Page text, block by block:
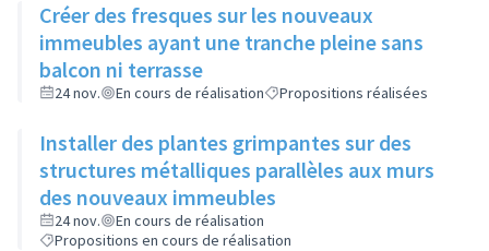
Créer des fresques sur les nouveaux
immeubles ayant une tranche pleine sans
balcon ni terrasse
24 nov. En cours de réalisation Propositions réalisées
Installer des plantes grimpantes sur des
structures métalliques parallèles aux murs
des nouveaux immeubles
24 nov.
En cours de réalisation
Propositions en cours de réalisation